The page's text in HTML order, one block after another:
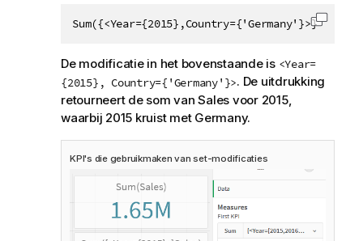
Sum({<Year={2015},Country={'Germany'}>} Sales)
Code
De modificatie in het bovenstaande is <Year=
{2015}, Country={'Germany'}>. De uitdrukking
retourneert de som vanSales voor 2015,
waarbij 2015 kruist met Germany.
KPI's die gebruikmaken van set-modificaties